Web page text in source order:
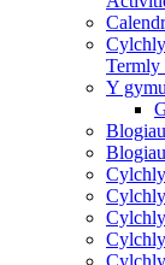
Termly
Y